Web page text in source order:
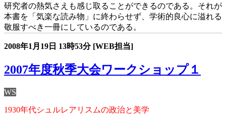
研究者の熱気さえも感じ取ることができるのである。それが
本書を「気楽な読み物」に終わらせず、学術的良心に溢れる
敬服すべき一冊にしているのである。
2008年1月19日 13時53分 [WEB担当]
2007年度秋季大会ワークショップ１
WS
1930年代シュルレアリスムの政治と美学